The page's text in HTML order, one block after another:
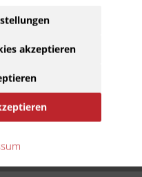
Aluminium,
akzeptieren